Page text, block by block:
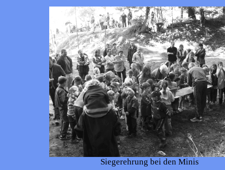
Siegerehrung bei den Minis